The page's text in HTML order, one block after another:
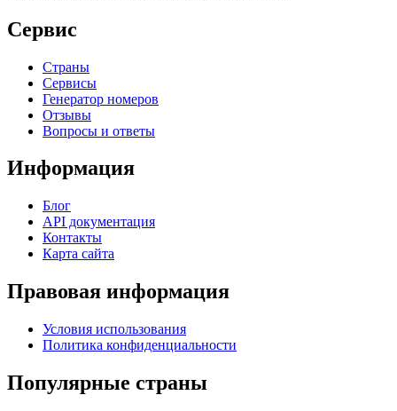
Сервис
Страны
Сервисы
Генератор номеров
Отзывы
Вопросы и ответы
Информация
Блог
API документация
Контакты
Карта сайта
Правовая информация
Условия использования
Политика конфиденциальности
Популярные страны